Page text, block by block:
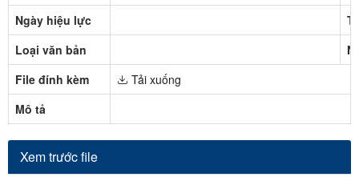
Ngày hiệu lực
Loại văn bản
File đính kèm
Tải xuống
Mô tả
Xem trước file